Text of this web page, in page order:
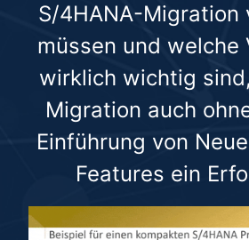
S/4HANA-Migration
müssen und welche
wirklich wichtig
Migration auch
Einführung von
Features ein